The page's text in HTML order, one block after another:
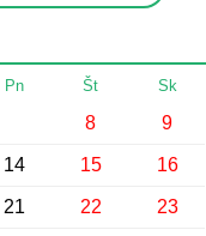
Pn Št Sk
8 9
14 15 16
21 22 23